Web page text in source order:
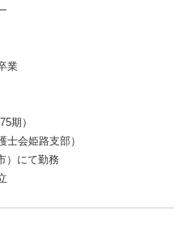
業
期）
会姫路支部）
）にて勤務